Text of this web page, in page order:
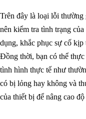
Trên đây là loại lỗi thường
nên kiểm tra tình trạng
dụng, khắc phục sự cố kịp
Đồng thời, bạn có thể
tình hình thực tế như
có bị lỏng hay không và
của thiết bị để nâng cao